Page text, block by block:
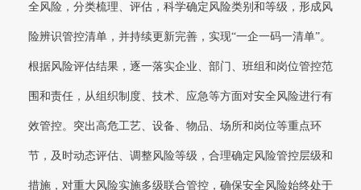
全风险，分类梳理、评估，科学确定风险类别和等级，形成风
险辨识管控清单，并持续更新完善，实现“一企一码一清单”。
根据风险评估结果，逐一落实企业、部门、班组和岗位管控范
围和责任，从组织制度、技术、应急等方面对安全风险进行有
效管控。突出高危工艺、设备、物品、场所和岗位等重点环
节，及时动态评估、调整风险等级，合理确定风险管控层级和
措施，对重大风险实施多级联合管控，确保安全风险始终处于